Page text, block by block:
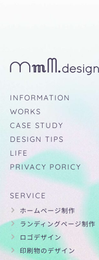
INFORMATION
WORKS
CASE STUDY
DESIGN TIPS
LIFE
PRIVACY PORICY
SERVICE
ホームページ制作
ランディングページ制作
ロゴデザイン
印刷物のデザイン